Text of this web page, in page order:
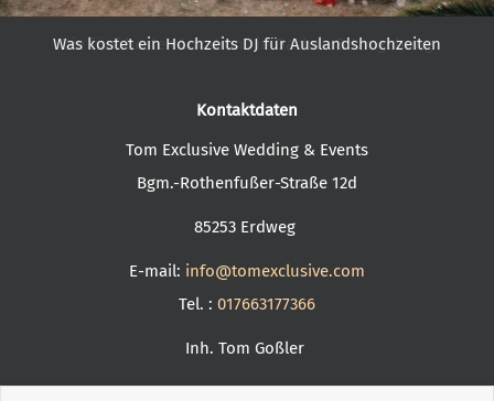
Die fünf besten Locations in Dachau & Umgebung
Was kostet ein Hochzeits DJ für Auslandshochzeiten
Kontaktdaten
Tom Exclusive Wedding & Events
Bgm.-Rothenfußer-Straße 12d
85253 Erdweg
E-mail: info@tomexclusive.com
Tel. : 017663177366
Inh. Tom Goßler